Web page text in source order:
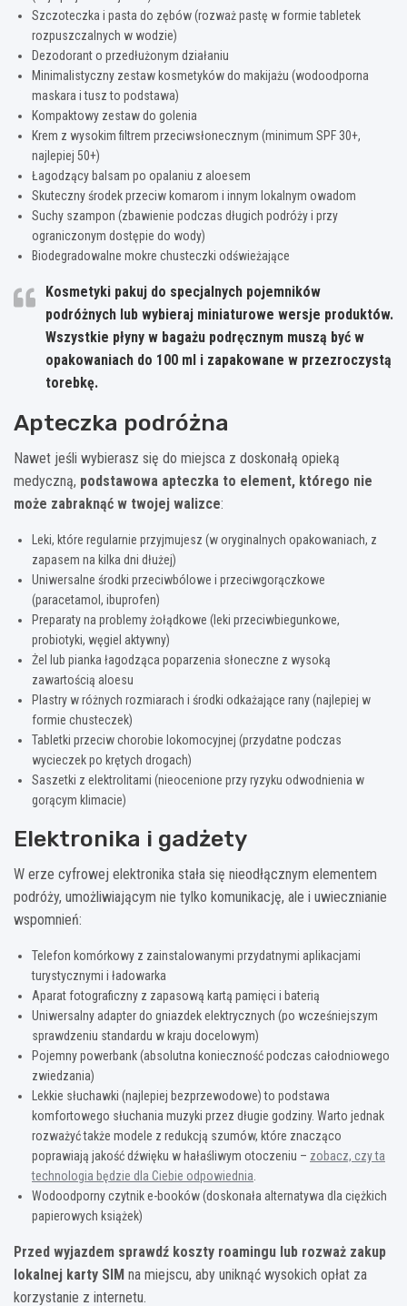
Szczoteczka i pasta do zębów (rozważ pastę w formie tabletek
rozpuszczalnych w wodzie)
Dezodorant o przedłużonym działaniu
Minimalistyczny zestaw kosmetyków do makijażu (wodoodporna
maskara i tusz to podstawa)
Kompaktowy zestaw do golenia
Krem z wysokim filtrem przeciwsłonecznym (minimum SPF 30+,
najlepiej 50+)
Łagodzący balsam po opalaniu z aloesem
Skuteczny środek przeciw komarom i innym lokalnym owadom
Suchy szampon (zbawienie podczas długich podróży i przy
ograniczonym dostępie do wody)
Biodegradowalne mokre chusteczki odświeżające
Kosmetyki pakuj do specjalnych pojemników
podróżnych lub wybieraj miniaturowe wersje produktów.
Wszystkie płyny w bagażu podręcznym muszą być w
opakowaniach do 100 ml i zapakowane w przezroczystą
torebkę.
Apteczka podróżna
Nawet jeśli wybierasz się do miejsca z doskonałą opieką
medyczną, podstawowa apteczka to element, którego nie
może zabraknąć w twojej walizce:
Leki, które regularnie przyjmujesz (w oryginalnych opakowaniach, z
zapasem na kilka dni dłużej)
Uniwersalne środki przeciwbólowe i przeciwgorączkowe
(paracetamol, ibuprofen)
Preparaty na problemy żołądkowe (leki przeciwbiegunkowe,
probiotyki, węgiel aktywny)
Żel lub pianka łagodząca poparzenia słoneczne z wysoką
zawartością aloesu
Plastry w różnych rozmiarach i środki odkażające rany (najlepiej w
formie chusteczek)
Tabletki przeciw chorobie lokomocyjnej (przydatne podczas
wycieczek po krętych drogach)
Saszetki z elektrolitami (nieocenione przy ryzyku odwodnienia w
gorącym klimacie)
Elektronika i gadżety
W erze cyfrowej elektronika stała się nieodłącznym elementem
podróży, umożliwiającym nie tylko komunikację, ale i uwiecznianie
wspomnień:
Telefon komórkowy z zainstalowanymi przydatnymi aplikacjami
turystycznymi i ładowarka
Aparat fotograficzny z zapasową kartą pamięci i baterią
Uniwersalny adapter do gniazdek elektrycznych (po wcześniejszym
sprawdzeniu standardu w kraju docelowym)
Pojemny powerbank (absolutna konieczność podczas całodniowego
zwiedzania)
Lekkie słuchawki (najlepiej bezprzewodowe) to podstawa
komfortowego słuchania muzyki przez długie godziny. Warto jednak
rozważyć także modele z redukcją szumów, które znacząco
poprawiają jakość dźwięku w hałaśliwym otoczeniu – zobacz, czy ta
technologia będzie dla Ciebie odpowiednia
Wodoodporny czytnik e-booków (doskonała alternatywa dla ciężkich
papierowych książek)
Przed wyjazdem sprawdź koszty roamingu lub rozważ zakup
lokalnej karty SIM na miejscu, aby uniknąć wysokich opłat za
korzystanie z internetu.